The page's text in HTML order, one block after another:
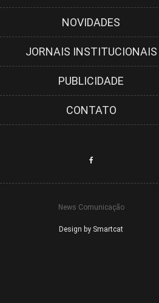
NOVIDADES
JORNAIS INSTITUCIONAIS
PUBLICIDADE
CONTATO
News Comunicação
Design by Smartcat